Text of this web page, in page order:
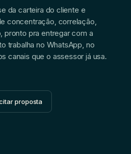
da carteira do cliente e
concentração, correlação,
pronto pra entregar com a
trabalha no WhatsApp, no
canais que o assessor já usa.
proposta